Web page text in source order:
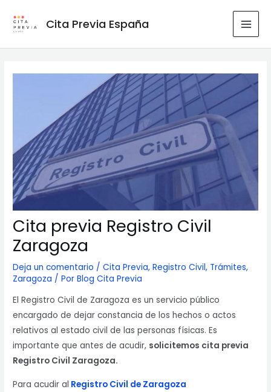
Cita Previa España
Cita previa Registro Civil
Zaragoza
Deja un comentario /Cita Previa,Registro Civil, Trámites,
Zaragoza / PorBlog Cita Previa
El Registro Civil de Zaragoza es un servicio público
encargado de dejar constancia de los hechos o actos
relativos al estado civil de las personas físicas. Es
importante que antes de acudir, solicitemos cita previa
Registro Civil Zaragoza.
Para acudir al Registro Civil de Zaragoza